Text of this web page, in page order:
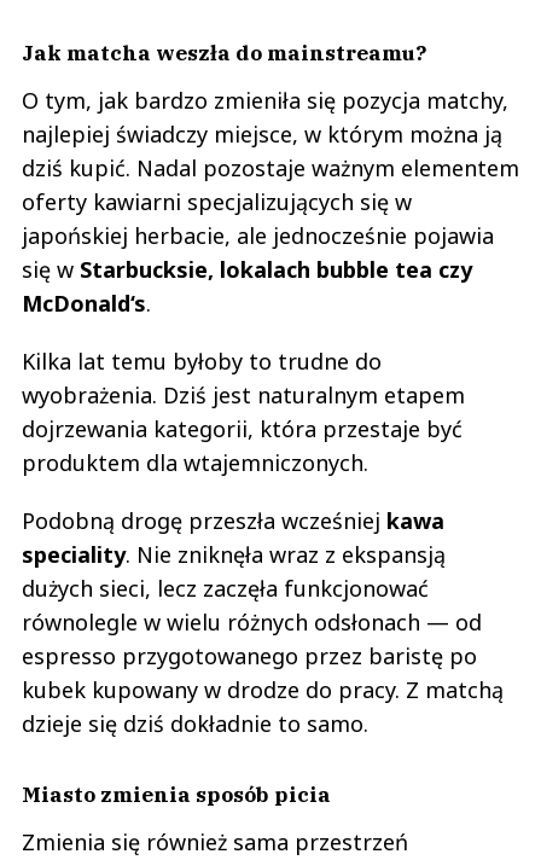
Jak matcha weszła do mainstreamu?
O tym, jak bardzo zmieniła się pozycja matchy,
najlepiej świadczy miejsce, w którym można ją
dziś kupić. Nadal pozostaje ważnym elementem
oferty kawiarni specjalizujących się w
japońskiej herbacie, ale jednocześnie pojawia
się w Starbucksie, lokalach bubble tea czy
McDonald‘s.
Kilka lat temu byłoby to trudne do
wyobrażenia. Dziś jest naturalnym etapem
dojrzewania kategorii, która przestaje być
produktem dla wtajemniczonych.
Podobną drogę przeszła wcześniej kawa
speciality. Nie zniknęła wraz z ekspansją
dużych sieci, lecz zaczęła funkcjonować
równolegle w wielu różnych odsłonach — od
espresso przygotowanego przez baristę po
kubek kupowany w drodze do pracy. Z matchą
dzieje się dziś dokładnie to samo.
Miasto zmienia sposób picia
Zmienia się również sama przestrzeń